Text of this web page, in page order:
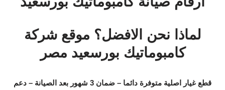
لماذا نحن الافضل؟ موقع شركة
كامبوماتيك بورسعيد مصر
قطع غيار اصلية متوفرة دائما – ضمان 3 شهور بعد الصيانة – دعم